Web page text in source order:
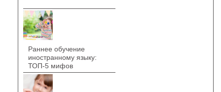
Раннее обучение
иностранному языку:
ТОП-5 мифов